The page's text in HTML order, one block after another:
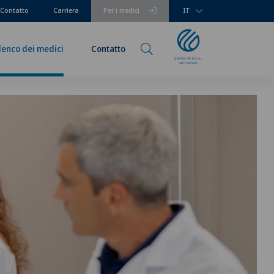
Per i medici
Contatto Carriera IT
dei medici Contatto